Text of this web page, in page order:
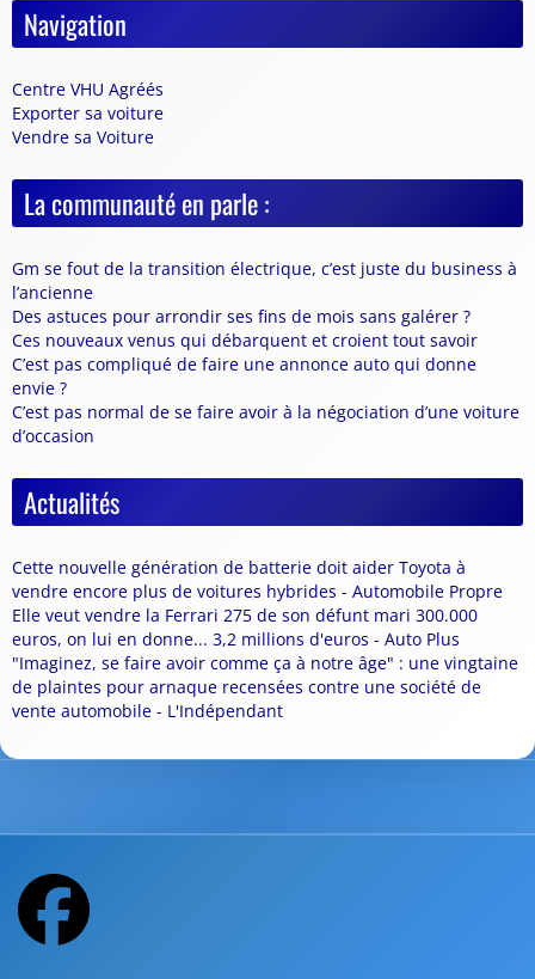
Navigation
Centre VHU Agréés
Exporter sa voiture
Vendre sa Voiture
La communauté en parle :
Gm se fout de la transition électrique, c’est juste du business à
l’ancienne
Des astuces pour arrondir ses fins de mois sans galérer ?
Ces nouveaux venus qui débarquent et croient tout savoir
C’est pas compliqué de faire une annonce auto qui donne
envie ?
C’est pas normal de se faire avoir à la négociation d’une voiture
d’occasion
Actualités
Cette nouvelle génération de batterie doit aider Toyota à
vendre encore plus de voitures hybrides - Automobile Propre
Elle veut vendre la Ferrari 275 de son défunt mari 300.000
euros, on lui en donne... 3,2 millions d'euros - Auto Plus
"Imaginez, se faire avoir comme ça à notre âge" : une vingtaine
de plaintes pour arnaque recensées contre une société de
vente automobile - L'Indépendant